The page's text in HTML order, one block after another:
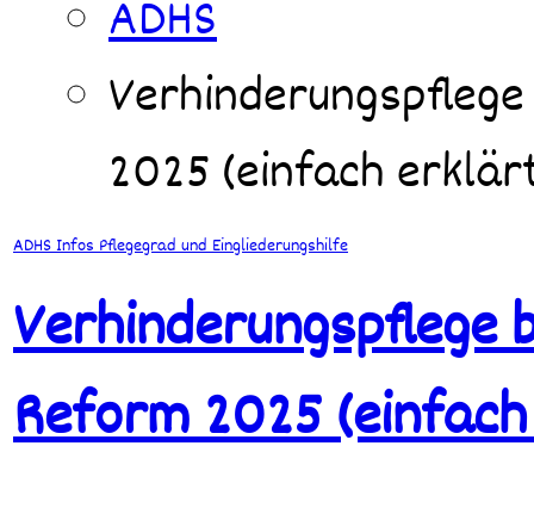
ADHS
2025 (einfach
ADHSInfosPflegegrad und Eingliederungshilfe
Verhinderungspflege
Reform 2025